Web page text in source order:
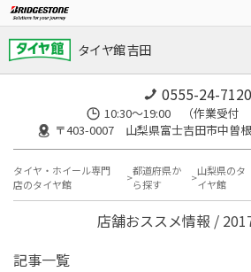
タイヤ館 吉田
0555-24-7120
10:30～19:00 （作業受付
〒403-0007 山梨県富士吉田市中曽
タイヤ・ホイール専門
店のタイヤ館
都道府県か
ら探す
山梨県のタ
イヤ館
店舗おススメ情報 /
記事一覧